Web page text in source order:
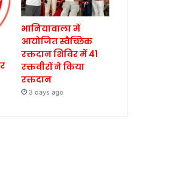
भानियावाला में
आयोजित स्वैच्छिक
रक्तदान शिविर में 41
रक्तवीरों ने किया
रक्तदान
3 days ago